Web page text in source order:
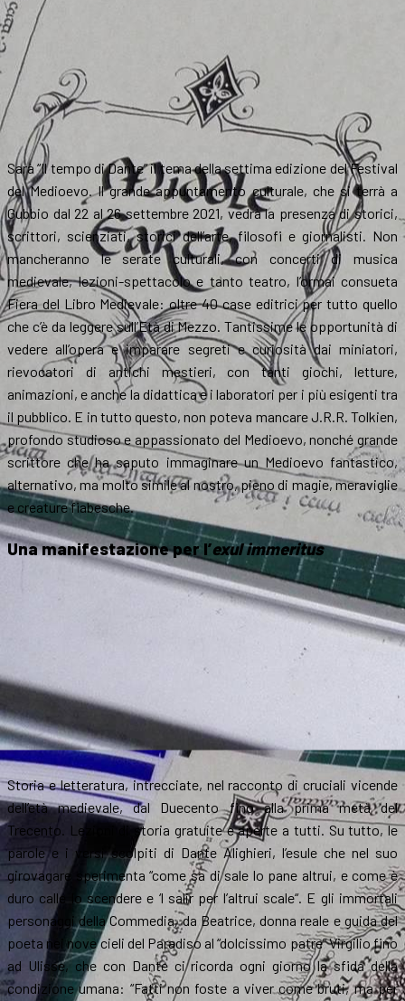
Sarà “Il tempo di Dante” il tema della settima edizione del Festival
del Medioevo. Il grande appuntamento culturale, che si terrà a
Gubbio dal 22 al 26 settembre 2021, vedrà la presenza di storici,
scrittori, scienziati, storici dell’arte, filosofi e giornalisti. Non
mancheranno le serate culturali, con concerti di musica
medievale, lezioni-spettacolo e tanto teatro, l’ormai consueta
Fiera del Libro Medievale: oltre 40 case editrici per tutto quello
che c’è da leggere sull’Età di Mezzo. Tantissime le opportunità di
vedere all’opera e imparare segreti e curiosità dai miniatori,
rievocatori di antichi mestieri, con tanti giochi, letture,
animazioni, e anche la didattica e i laboratori per i più esigenti tra
il pubblico. E in tutto questo, non poteva mancare J.R.R. Tolkien,
profondo studioso e appassionato del Medioevo, nonché grande
scrittore che ha saputo immaginare un Medioevo fantastico,
alternativo, ma molto simile al nostro, pieno di magie, meraviglie
e creature fiabesche.
Una manifestazione per l’exul immeritus
Storia e letteratura, intrecciate, nel racconto di cruciali vicende
dell’età medievale, dal Duecento fino alla prima metà del
Trecento. Lezioni di storia gratuite e aperte a tutti. Su tutto, le
parole e i versi scolpiti di Dante Alighieri, l’esule che nel suo
girovagare sperimenta “come sa di sale lo pane altrui, e come è
duro calle lo scendere e ‘l salir per l’altrui scale“. E gli immortali
personaggi della Commedia, da Beatrice, donna reale e guida del
poeta nei nove cieli del Paradiso al “dolcissimo patre” Virgilio fino
ad Ulisse, che con Dante ci ricorda ogni giorno la sfida della
condizione umana: “Fatti non foste a viver come bruti, ma per